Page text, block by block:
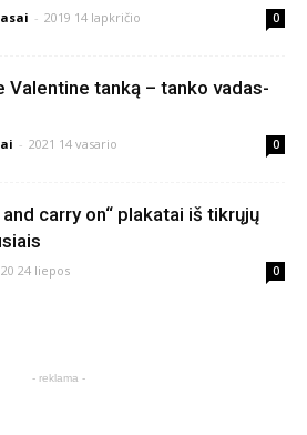
- 2019 14 lapkričio 0
Valentine tanką – tanko vadas-
- 2021 14 vasario 0
carry on“ plakatai iš tikrųjų
24 liepos 0
- reklama -